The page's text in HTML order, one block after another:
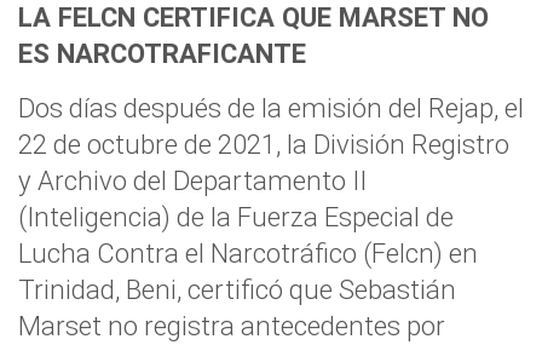
LA FELCN CERTIFICA QUE MARSET NO
ES NARCOTRAFICANTE
Dos días después de la emisión del Rejap, el
22 de octubre de 2021, la División Registro
y Archivo del Departamento II
(Inteligencia) de la Fuerza Especial de
Lucha Contra el Narcotráfico (Felcn) en
Trinidad, Beni, certificó que Sebastián
Marset no registra antecedentes por